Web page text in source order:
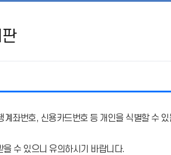
좌번호, 신용카드번호 등 개인을 식별할 수
을 수 있으니 유의하시기 바랍니다.